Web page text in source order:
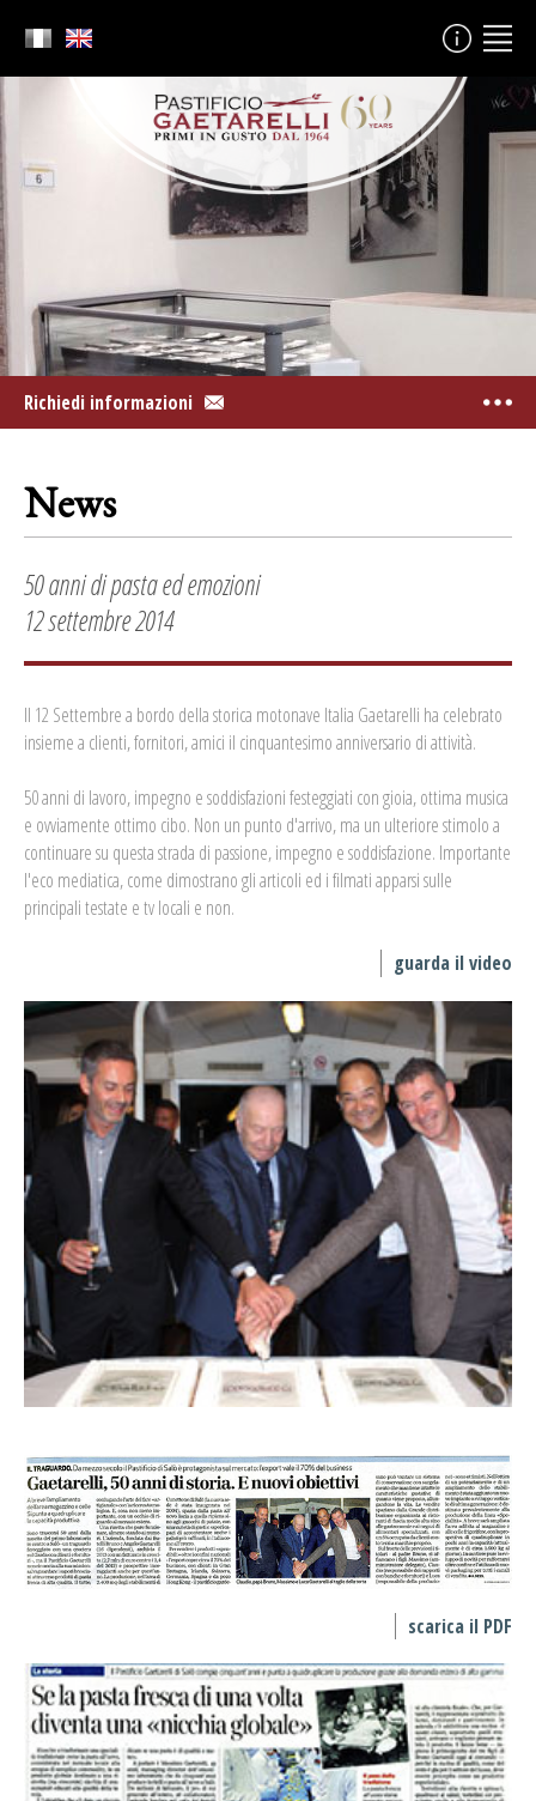
Richiedi informazioni
News
50 anni di pasta ed emozioni
12 settembre 2014
Il 12 Settembre a bordo della storica motonave Italia Gaetarelli ha celebrato
insieme a clienti, fornitori, amici il cinquantesimo anniversario di attività.
50 anni di lavoro, impegno e soddisfazioni festeggiati con gioia, ottima musica
e ovviamente ottimo cibo. Non un punto d'arrivo, ma un ulteriore stimolo a
continuare su questa strada di passione, impegno e soddisfazione. Importante
l'eco mediatica, come dimostrano gli articoli ed i filmati apparsi sulle
principali testate e tv locali e non.
guarda il video
scarica il PDF